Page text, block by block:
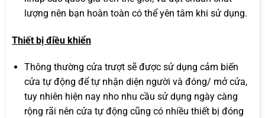
lượng nên bạn hoàn toàn có thể yên tâm khi sử dụng.
Thiết bị điều khiển
Thông thường cửa trượt sẽ được sử dụng cảm biến
cửa tự động để tự nhận diện người và đóng/ mở cửa,
tuy nhiên hiện nay nho nhu cầu sử dụng ngày càng
rộng rãi nên cửa tự động cũng có nhiều thiết bị đóng